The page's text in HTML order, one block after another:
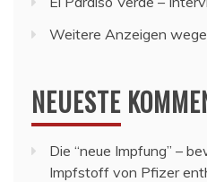
Weitere Anzeigen
NEUESTE
Die “neue Impfung” –
Impfstoff von Pfizer